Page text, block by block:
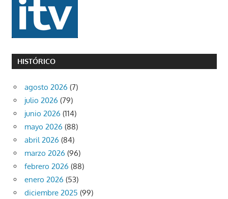
HISTÓRICO
agosto 2026 (7)
julio 2026 (79)
junio 2026 (114)
mayo 2026 (88)
abril 2026 (84)
marzo 2026 (96)
febrero 2026 (88)
enero 2026 (53)
diciembre 2025 (99)